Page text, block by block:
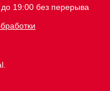
19:00 без перерыва